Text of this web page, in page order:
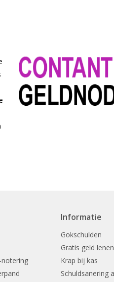
notering
Informatie
Gokschulden
Gratis geld lenen
Krap bij kas
Schuldsanering